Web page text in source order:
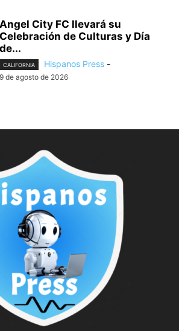
Angel City FC llevará su
Celebración de Culturas y Día
de...
CALIFORNIA Hispanos Press -
9 de agosto de 2026